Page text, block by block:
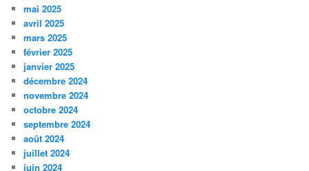
mai 2025
avril 2025
mars 2025
février 2025
janvier 2025
décembre 2024
novembre 2024
octobre 2024
septembre 2024
août 2024
juillet 2024
juin 2024